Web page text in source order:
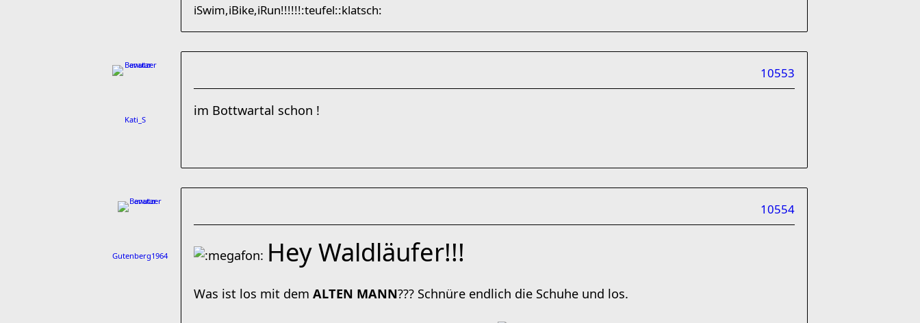
iSwim,iBike,iRun!!!!!!:teufel::klatsch:
Kati_S
10553
im Bottwartal schon !
Gutenberg1964
10554
Hey Waldläufer!!!
Was ist los mit dem ALTEN MANN??? Schnüre endlich die Schuhe und los.